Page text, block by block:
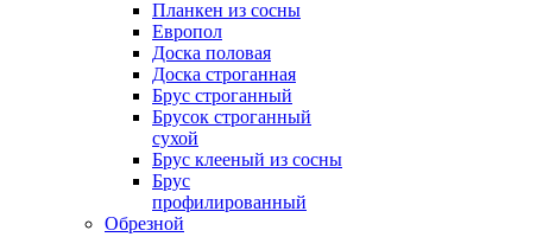
Планкен из сосны
Европол
Доска половая
Доска строганная
Брус строганный
Брусок строганный
сухой
Брус клееный из сосны
Брус
профилированный
Обрезной